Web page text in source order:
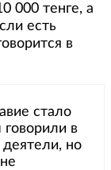
000 тенге, а
есть
в
стало
в
но